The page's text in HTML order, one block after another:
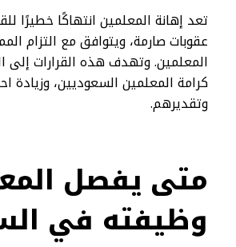
تعد إهانة المعلمين انتهاكًا خطيرًا
عقوبات صارمة، ويتوافق مع التزام
المعلمين. وتهدف هذه القرارات إلى
كرامة المعلمين السعوديين، وزيادة
وتقديرهم.
متى يفصل
وظيفته في